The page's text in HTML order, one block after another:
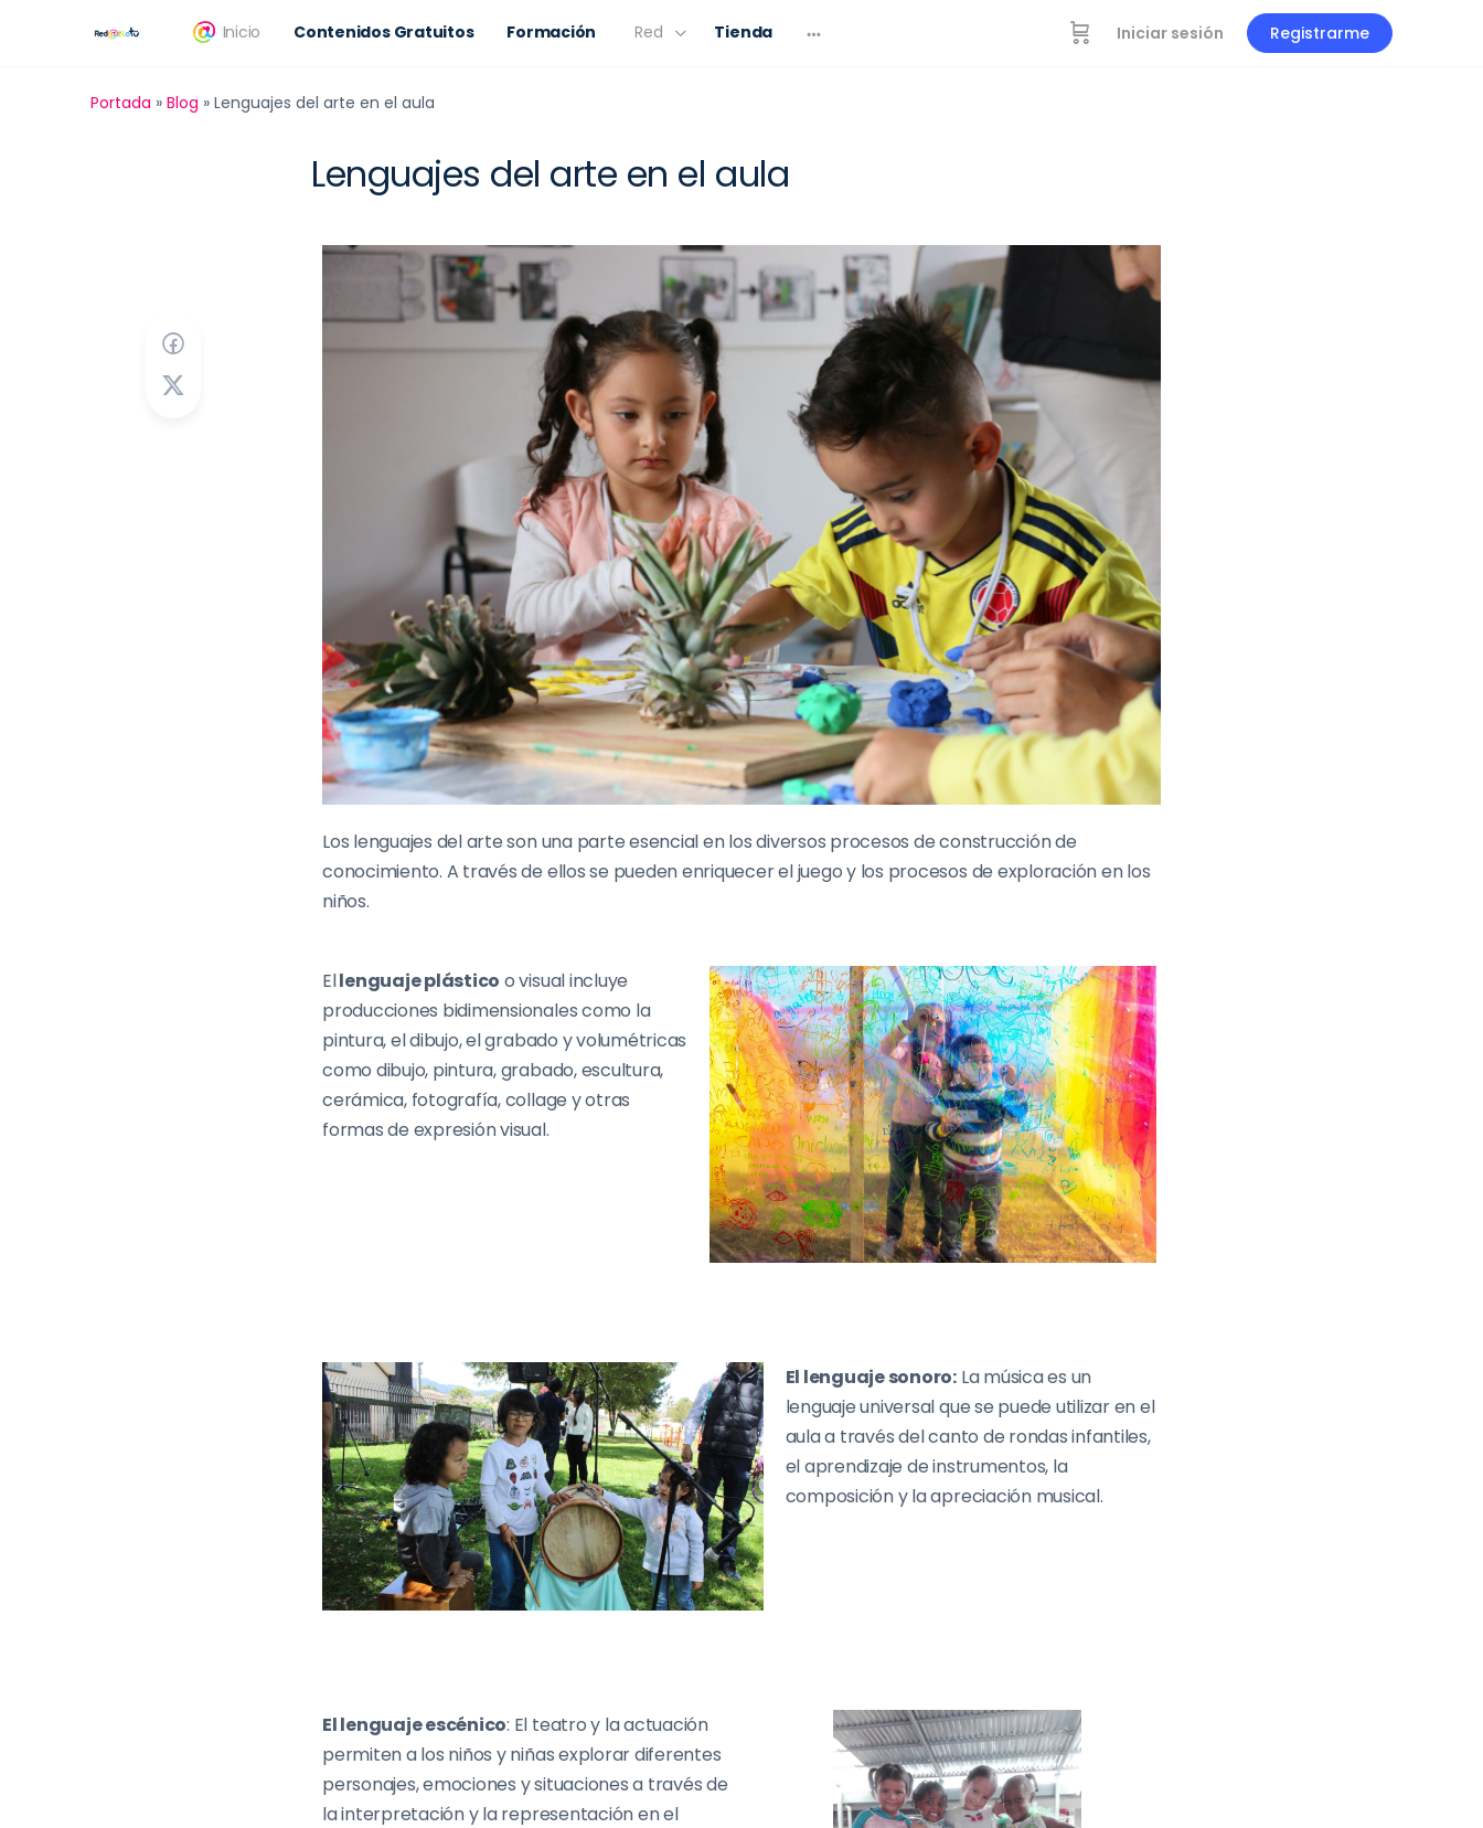
Inicio Contenidos Gratuitos Formación Red Tienda Iniciar sesión Registrarme
Portada » Blog » Lenguajes del arte en el aula
Lenguajes del arte en el aula
Los lenguajes del arte son una parte esencial en los diversos procesos de construcción de
conocimiento. A través de ellos se pueden enriquecer el juego y los procesos de exploración en los
niños.
Ellenguaje plástico o visual incluye
producciones bidimensionales como la
pintura, el dibujo, el grabado y volumétricas
como dibujo, pintura, grabado, escultura,
cerámica, fotografía, collage y otras
formas de expresión visual.
El lenguaje sonoro: La música es un
lenguaje universal que se puede utilizar en el
aula a través del canto de rondas infantiles,
el aprendizaje de instrumentos, la
composición y la apreciación musical.
El lenguaje escénico: El teatro y la actuación
permiten a los niños y niñas explorar diferentes
personajes, emociones y situaciones a través de
la interpretación y la representación en el